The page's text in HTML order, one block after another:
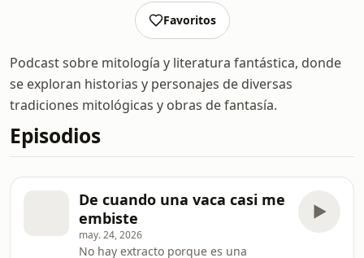
Favoritos
Podcast sobre mitología y literatura fantástica, donde
se exploran historias y personajes de diversas
tradiciones mitológicas y obras de fantasía.
Episodios
De cuando una vaca casi me
embiste
may. 24, 2026
No hay extracto porque es una